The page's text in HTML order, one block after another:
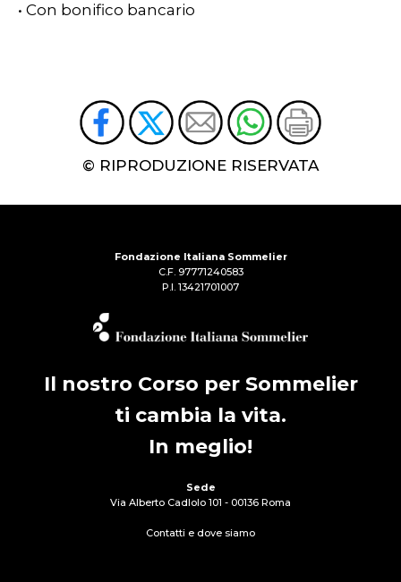
• Con bonifico bancario
© RIPRODUZIONE RISERVATA
Fondazione Italiana Sommelier
C.F. 97771240583
P.I. 13421701007
Il nostro Corso per Sommelier
ti cambia la vita.
In meglio!
Sede
Via Alberto Cadlolo 101 - 00136 Roma
Contatti e dove siamo